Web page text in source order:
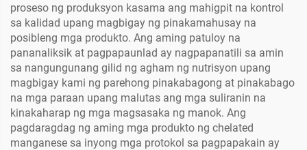
proseso ng produksyon kasama ang mahigpit na kontrol
sa kalidad upang magbigay ng pinakamahusay na
posibleng mga produkto. Ang aming patuloy na
pananaliksik at pagpapaunlad ay nagpapanatili sa amin
sa nangungunang gilid ng agham ng nutrisyon upang
magbigay kami ng parehong pinakabagong at pinakabago
na mga paraan upang malutas ang mga suliranin na
kinakaharap ng mga magsasaka ng manok. Ang
pagdaragdag ng aming mga produkto ng chelated
manganese sa inyong mga protokol sa pagpapakain ay